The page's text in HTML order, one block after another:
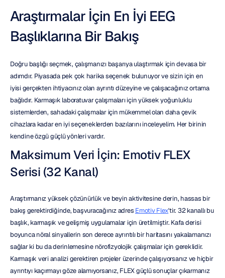
Araştırmalar İçin En İyi EEG
Başlıklarına Bir Bakış
Doğru başlığı seçmek, çalışmanızı başarıya ulaştırmak için devasa bir
adımdır. Piyasada pek çok harika seçenek bulunuyor ve sizin için en
iyisi gerçekten ihtiyacınız olan ayrıntı düzeyine ve çalışacağınız ortama
bağlıdır. Karmaşık laboratuvar çalışmaları için yüksek yoğunluklu
sistemlerden, sahadaki çalışmalar için mükemmel olan daha çevik
cihazlara kadar en iyi seçeneklerden bazılarını inceleyelim. Her birinin
kendine özgü güçlü yönleri vardır.
Maksimum Veri İçin: Emotiv FLEX
Serisi (32 Kanal)
Araştırmanız yüksek çözünürlük ve beyin aktivitesine derin, hassas bir
bakış gerektirdiğinde, başvuracağınız adres Emotiv Flex'tir. 32 kanallı bu
başlık, karmaşık ve gelişmiş uygulamalar için üretilmiştir. Kafa derisi
boyunca nöral sinyallerin son derece ayrıntılı bir haritasını yakalamanızı
sağlar ki bu da derinlemesine nörofizyolojik çalışmalar için gereklidir.
Karmaşık veri analizi gerektiren projeler üzerinde çalışıyorsanız ve hiçbir
ayrıntıyı kaçırmayı göze alamıyorsanız, FLEX güçlü sonuçlar çıkarmanız